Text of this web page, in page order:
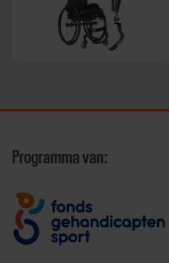
Programma van: